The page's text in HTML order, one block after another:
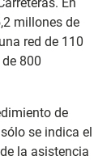
millones de
red de 110
800
de
se indica el
la asistencia